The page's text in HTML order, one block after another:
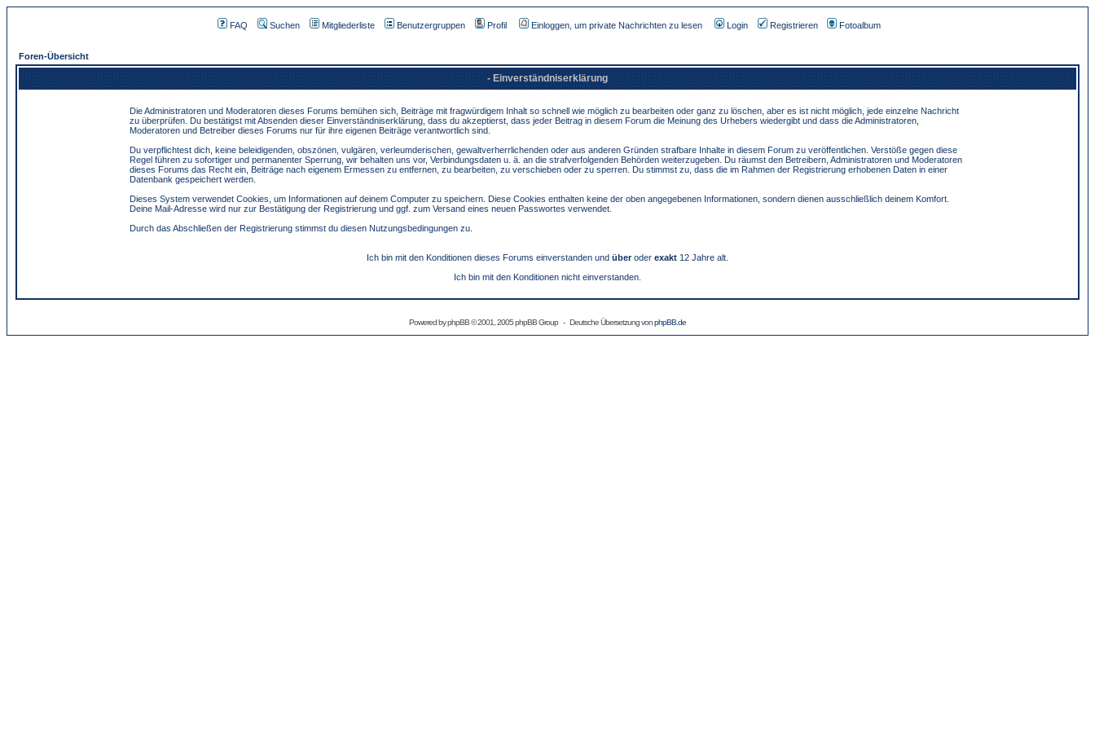
FAQ Suchen Mitgliederliste Benutzergruppen Profil Einloggen, um private Nachrichten zu lesen Login Registrieren Fotoalbum
Foren-Übersicht
- Einverständniserklärung
Die Administratoren und Moderatoren dieses Forums bemühen sich, Beiträge mit fragwürdigem Inhalt so schnell wie möglich zu bearbeiten oder ganz zu löschen, aber es ist nicht möglich, jede einzelne Nachricht
zu überprüfen. Du bestätigst mit Absenden dieser Einverständniserklärung, dass du akzeptierst, dass jeder Beitrag in diesem Forum die Meinung des Urhebers wiedergibt und dass die Administratoren,
Moderatoren und Betreiber dieses Forums nur für ihre eigenen Beiträge verantwortlich sind.
Du verpflichtest dich, keine beleidigenden, obszönen, vulgären, verleumderischen, gewaltverherrlichenden oder aus anderen Gründen strafbare Inhalte in diesem Forum zu veröffentlichen. Verstöße gegen diese
Regel führen zu sofortiger und permanenter Sperrung, wir behalten uns vor, Verbindungsdaten u. ä. an die strafverfolgenden Behörden weiterzugeben. Du räumst den Betreibern, Administratoren und Moderatoren
dieses Forums das Recht ein, Beiträge nach eigenem Ermessen zu entfernen, zu bearbeiten, zu verschieben oder zu sperren. Du stimmst zu, dass die im Rahmen der Registrierung erhobenen Daten in einer
Datenbank gespeichert werden.
Dieses System verwendet Cookies, um Informationen auf deinem Computer zu speichern. Diese Cookies enthalten keine der oben angegebenen Informationen, sondern dienen ausschließlich deinem Komfort.
Deine Mail-Adresse wird nur zur Bestätigung der Registrierung und ggf. zum Versand eines neuen Passwortes verwendet.
Durch das Abschließen der Registrierung stimmst du diesen Nutzungsbedingungen zu.
Ich bin mit den Konditionen dieses Forums einverstanden und überoder exakt 12 Jahre alt.
Ich bin mit den Konditionen nicht einverstanden.
Powered byphpBB© 2001, 2005 phpBB Group - Deutsche Übersetzung vonphpBB.de